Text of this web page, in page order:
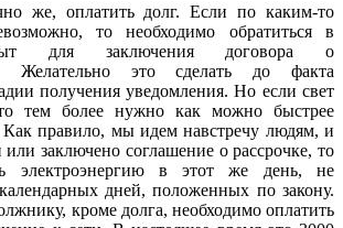
же, оплатить долг. Если по каким-то
то необходимо обратиться в
для заключения договора о
Желательно это сделать до факта
получения уведомления. Но если свет
тем более нужно как можно быстрее
Как правило, мы идем навстречу людям, и
заключено соглашение о рассрочке, то
электроэнергию в этот же день, не
дней, положенных по закону.
кроме долга, необходимо оплатить